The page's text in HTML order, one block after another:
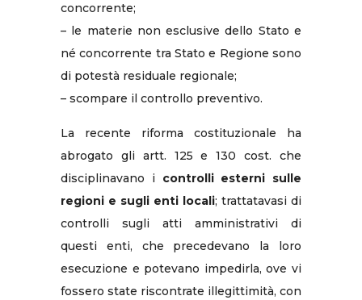
concorrente;
– le materie non esclusive dello Stato e
né concorrente tra Stato e Regione sono
di potestà residuale regionale;
– scompare il controllo preventivo.
La recente riforma costituzionale ha
abrogato gli artt. 125 e 130 cost. che
disciplinavano i controlli esterni sulle
regioni e sugli enti locali; trattatavasi di
controlli sugli atti amministrativi di
questi enti, che precedevano la loro
esecuzione e potevano impedirla, ove vi
fossero state riscontrate illegittimità, con